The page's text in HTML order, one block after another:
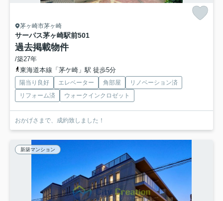
茅ヶ崎市茅ヶ崎
サーパス茅ヶ崎駅前501
過去掲載物件
/築27年
東海道本線「茅ケ崎」駅 徒歩5分
陽当り良好 エレベーター 角部屋
リノベーション済
リフォーム済
ウォークインクロゼット
おかげさまで、成約致しました！
新築マンション